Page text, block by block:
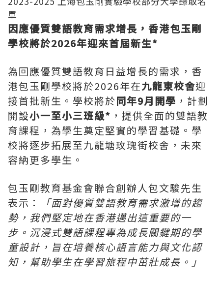
單
因應優質雙語教育需求增長，香港包玉剛
學校將於2026年迎來首屆新生*
為回應優質雙語教育日益增長的需求，香
港包玉剛學校將於2026年在九龍東校舍迎
接首批新生。學校將於同年9月開學 ，計劃
開設小一至小三班級* ，提供全面的雙語教
育課程，為學生奠定堅實的學習基礎。學
校將逐步拓展至九龍塘玫瑰街校舍，未來
容納更多學生。
包玉剛教育基金會聯合創辦人包文駿先生
表示：
「面對優質雙語教育需求激增的趨
勢，我們堅定地在香港邁出這重要的一
步。沉浸式雙語課程專為成長關鍵期的學
童設計，旨在培養核心語言能力與文化認
知，幫助學生在學習旅程中茁壯成長。」